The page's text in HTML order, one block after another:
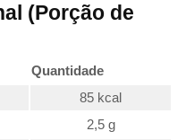
(Porção de
Quantidade
85 kcal
2,5 g